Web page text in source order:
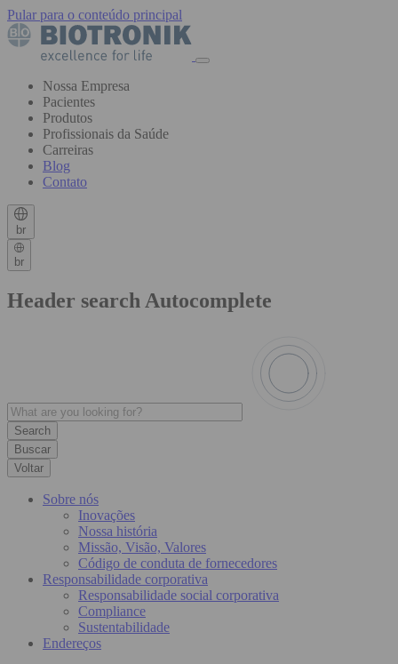
Pular para o conteúdo principal
Nossa Empresa
Pacientes
Produtos
Profissionais da Saúde
Carreiras
Blog
Contato
br
br
Header search Autocomplete
Buscar
Voltar
Sobre nós
Inovações
Nossa história
Missão, Visão, Valores
Código de conduta de fornecedores
Responsabilidade corporativa
Responsabilidade social corporativa
Compliance
Sustentabilidade
Endereços